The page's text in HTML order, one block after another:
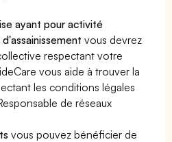
ayant pour activité
vous devrez
respectant votre
vous aide à trouver la
les conditions légales
de réseaux
vous pouvez bénéficier de